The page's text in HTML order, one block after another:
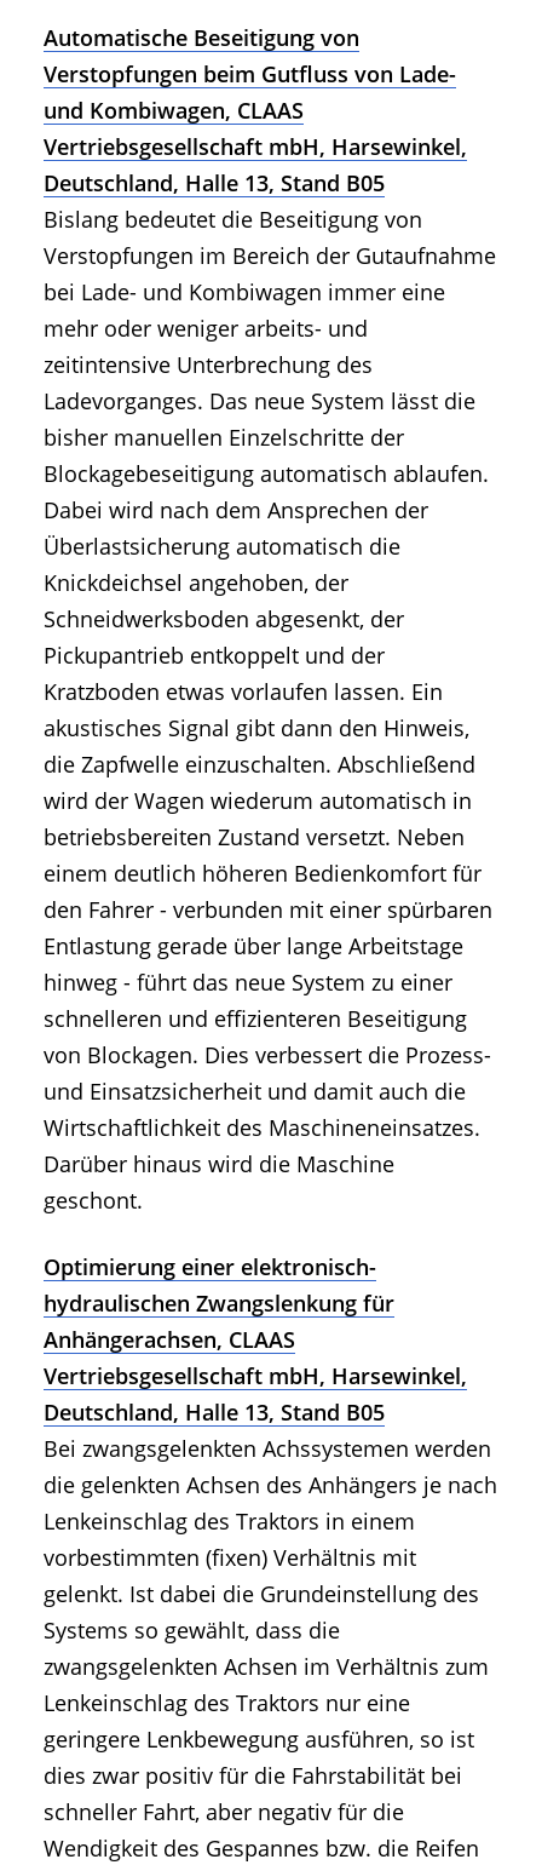
Automatische Beseitigung von
Verstopfungen beim Gutfluss von Lade-
und Kombiwagen, CLAAS
Vertriebsgesellschaft mbH, Harsewinkel,
Deutschland, Halle 13, Stand B05
Bislang bedeutet die Beseitigung von
Verstopfungen im Bereich der Gutaufnahme
bei Lade- und Kombiwagen immer eine
mehr oder weniger arbeits- und
zeitintensive Unterbrechung des
Ladevorganges. Das neue System lässt die
bisher manuellen Einzelschritte der
Blockagebeseitigung automatisch ablaufen.
Dabei wird nach dem Ansprechen der
Überlastsicherung automatisch die
Knickdeichsel angehoben, der
Schneidwerksboden abgesenkt, der
Pickupantrieb entkoppelt und der
Kratzboden etwas vorlaufen lassen. Ein
akustisches Signal gibt dann den Hinweis,
die Zapfwelle einzuschalten. Abschließend
wird der Wagen wiederum automatisch in
betriebsbereiten Zustand versetzt. Neben
einem deutlich höheren Bedienkomfort für
den Fahrer - verbunden mit einer spürbaren
Entlastung gerade über lange Arbeitstage
hinweg - führt das neue System zu einer
schnelleren und effizienteren Beseitigung
von Blockagen. Dies verbessert die Prozess-
und Einsatzsicherheit und damit auch die
Wirtschaftlichkeit des Maschineneinsatzes.
Darüber hinaus wird die Maschine
geschont.
Optimierung einer elektronisch-
hydraulischen Zwangslenkung für
Anhängerachsen, CLAAS
Vertriebsgesellschaft mbH, Harsewinkel,
Deutschland, Halle 13, Stand B05
Bei zwangsgelenkten Achssystemen werden
die gelenkten Achsen des Anhängers je nach
Lenkeinschlag des Traktors in einem
vorbestimmten (fixen) Verhältnis mit
gelenkt. Ist dabei die Grundeinstellung des
Systems so gewählt, dass die
zwangsgelenkten Achsen im Verhältnis zum
Lenkeinschlag des Traktors nur eine
geringere Lenkbewegung ausführen, so ist
dies zwar positiv für die Fahrstabilität bei
schneller Fahrt, aber negativ für die
Wendigkeit des Gespannes bzw. die Reifen